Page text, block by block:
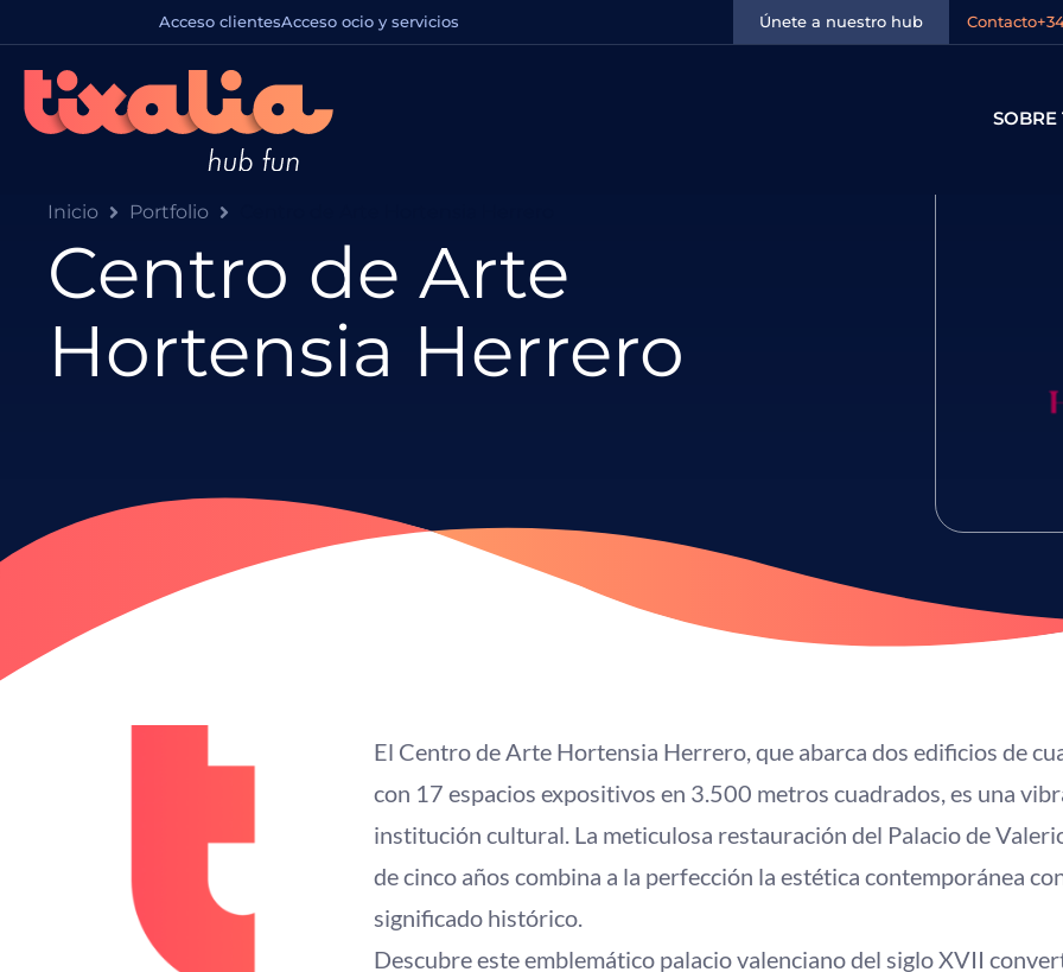
Acceso clientesAcceso ocio y servicios Únete a nuestro hub Contacto
SOBRE
Inicio Portfolio
Centro de Arte
Hortensia Herrero
El Centro de Arte Hortensia Herrero, que abarca dos edificios de
con 17 espacios expositivos en 3.500 metros cuadrados, es una
institución cultural. La meticulosa restauración del Palacio de
de cinco años combina a la perfección la estética contemporánea
significado histórico.
Descubre este emblemático palacio valenciano del siglo XVII